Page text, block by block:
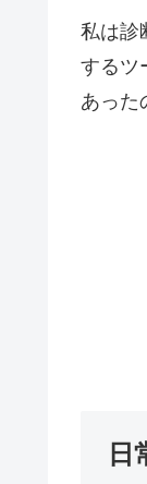
私は診
するツ
あった
日